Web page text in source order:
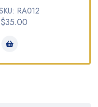
RA012
$35.00